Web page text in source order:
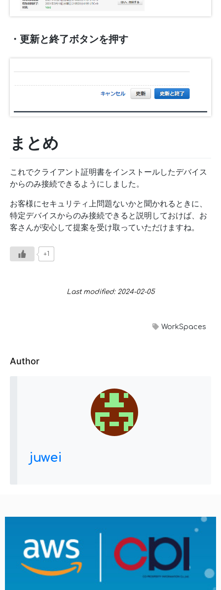
・更新と終了ボタンを押す
まとめ
これでクライアント証明書をインストールしたデバイス
からのみ接続できるようにしました。
お客様にセキュリティ上問題ないかと聞かれるときに、
特定デバイスからのみ接続できると説明しておけば、お
客さんが安心して提案を受け取っていただけますね。
+1
Last modified: 2024-02-05
WorkSpaces
Author
juwei